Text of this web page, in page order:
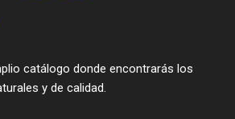
o
o
g
r
catálogo donde encontrarás los
y de calidad.